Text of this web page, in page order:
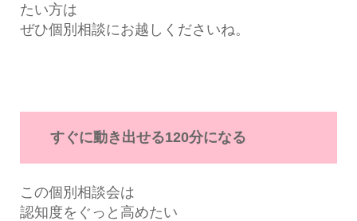
たい方は
ぜひ個別相談にお越しくださいね。
すぐに動き出せる120分になる
この個別相談会は
認知度をぐっと高めたい